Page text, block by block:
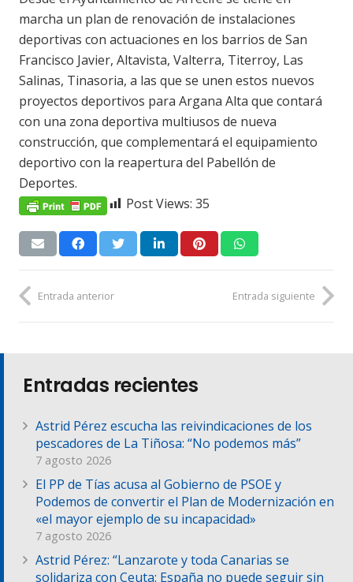
marcha un plan de renovación de instalaciones
deportivas con actuaciones en los barrios de San
Francisco Javier, Altavista, Valterra, Titerroy, Las
Salinas, Tinasoria, a las que se unen estos nuevos
proyectos deportivos para Argana Alta que contará
con una zona deportiva multiusos de nueva
construcción, que complementará el equipamiento
deportivo con la reapertura del Pabellón de
Deportes.
Post Views: 35
Entrada anterior Entrada siguiente
Entradas recientes
Astrid Pérez escucha las reivindicaciones de los
pescadores de La Tiñosa: “No podemos más”
7 agosto 2026
El PP de Tías acusa al Gobierno de PSOE y
Podemos de convertir el Plan de Modernización en
«el mayor ejemplo de su incapacidad»
7 agosto 2026
Astrid Pérez: “Lanzarote y toda Canarias se
solidariza con Ceuta: España no puede seguir sin